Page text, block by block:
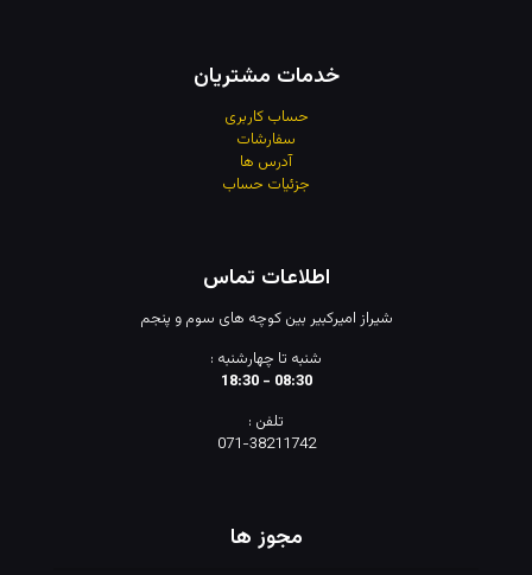
خدمات مشتریان
حساب کاربری
سفارشات
آدرس ها
جزئیات حساب
اطلاعات تماس
شیراز امیرکبیر بین کوچه های سوم و پنجم
شنبه تا چهارشنبه :
08:30 - 18:30
تلفن :
071-38211742
مجوز ها